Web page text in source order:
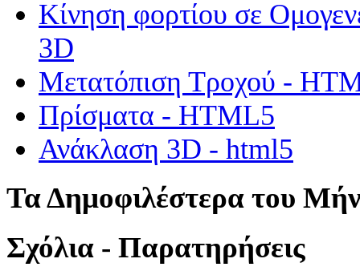
Κίνηση φορτίου σε
3D
Μετατόπιση Τροχού -
Πρίσματα - HTML5
Ανάκλαση 3D - html5
Τα Δημοφιλέστερα του
Σχόλια - Παρατηρήσεις